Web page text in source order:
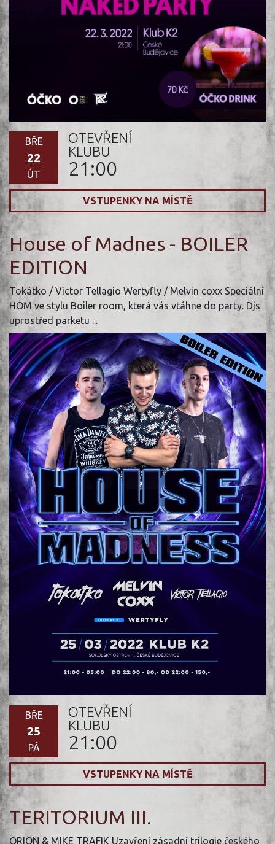
BŘE
22
ÚT
OTEVŘENÍ
KLUBU
21:00
VSTUPENKY NA MÍSTĚ
House of Madnes - BOILER
EDITION
Tokátko / Victor Tellagio Wertyfly / Melvin coxx Speciální
HOM ve stylu Boiler room, která vás vtáhne do party. Djs
uprostřed parketu ...
BŘE
25
PÁ
OTEVŘENÍ
KLUBU
21:00
VSTUPENKY NA MÍSTĚ
TERITORIUM III.
ORION & MIKE TRAFIK Uzavření zásadní trilogie českého